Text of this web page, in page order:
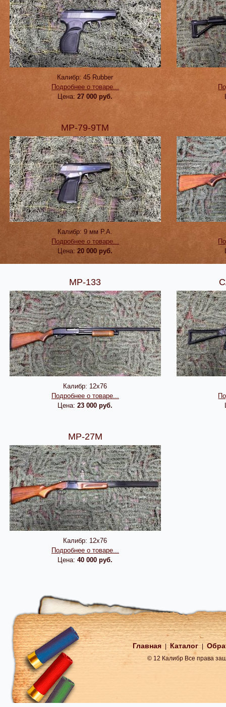
Калибр: 45 Rubber
Подробнее о товаре...
Цена: 27 000 руб.
МР-79-9ТМ
Калибр: 9 мм Р.А.
Подробнее о товаре...
Цена: 20 000 руб.
МР-133
Калибр: 12х76
Подробнее о товаре...
Цена: 23 000 руб.
МР-27М
Калибр: 12х76
Подробнее о товаре...
Цена: 40 000 руб.
Главная Каталог
© 12 Калибр Все права